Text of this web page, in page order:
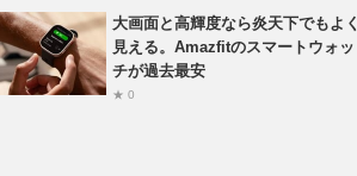
大画面と高輝度なら炎天下でもよく
見える。Amazfitのスマートウォッ
チが過去最安
★ 0